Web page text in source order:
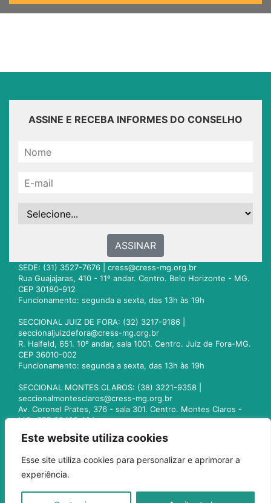
Este website utiliza cookies
Esse site utiliza cookies para personalizar e aprimorar a
experiência.
ASSINE E RECEBA INFORMES DO CONSELHO
ASSINAR
SEDE: (31) 3527-7676 | cress@cress-mg.org.br
Rua Guajajaras, 410 - 11º andar. Centro. Belo Horizonte - MG.
CEP 30180-912
Funcionamento: segunda a sexta, das 13h às 19h
SECCIONAL JUIZ DE FORA: (32) 3217-9186 |
seccionaljuizdefora@cress-mg.org.br
R. Halfeld, 651. 10º andar, sala 1001. Centro. Juiz de Fora-MG.
CEP 36010-002
Funcionamento: segunda a sexta, das 13h às 19h
SECCIONAL MONTES CLAROS: (38) 3221-9358 |
seccionalmontesclaros@cress-mg.org.br
Av. Coronel Prates, 376 - sala 301. Centro. Montes Claros -
MG. CEP 39400-104
seccionaluberlandia@cress-mg.org.br
Av. Afonso Pena, 547 - sala 101. Uberlândia - MG. CEP